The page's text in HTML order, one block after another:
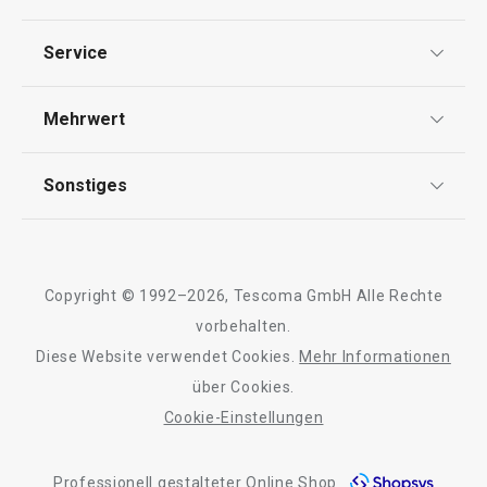
Waschen und Reinigen
Outdoor-Aktivitäten
Impressum
Service
Kontaktformular
Mehrwert
Qualität
Sonstiges
Barrierefreiheit
Copyright © 1992–2026, Tescoma GmbH Alle Rechte
vorbehalten.
Diese Website verwendet Cookies.
Mehr Informationen
über Cookies.
Cookie-Einstellungen
Professionell gestalteter Online Shop